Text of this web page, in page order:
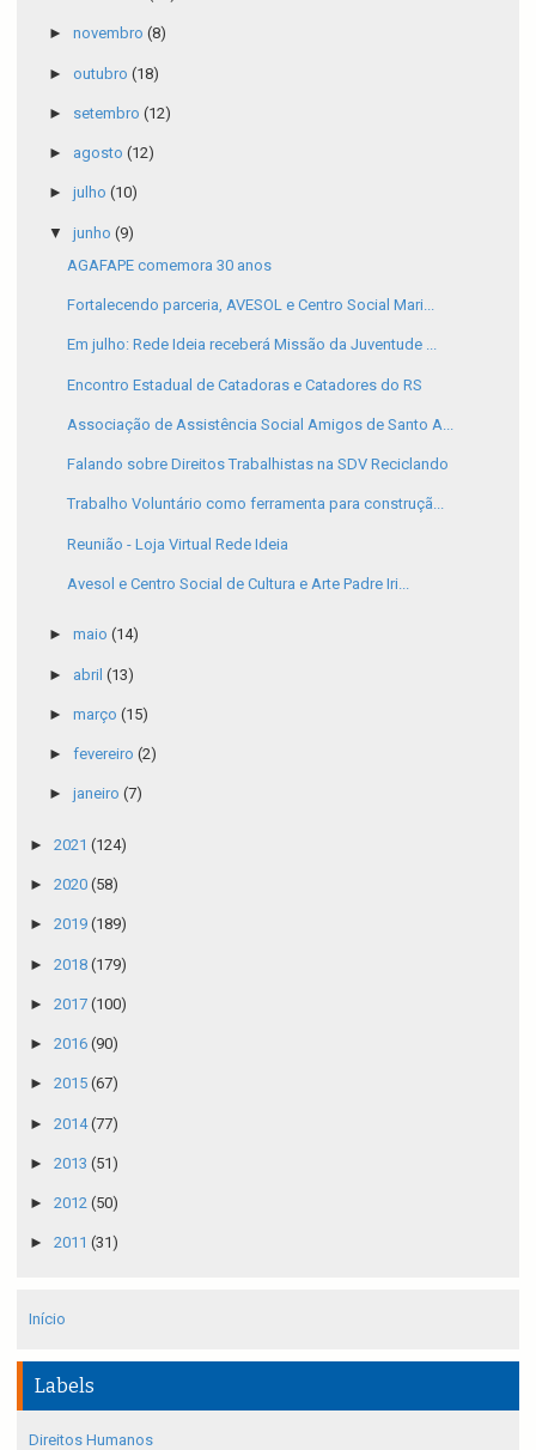
► novembro (8)
► outubro (18)
► setembro (12)
► agosto (12)
► julho (10)
▼ junho (9)
AGAFAPE comemora 30 anos
Fortalecendo parceria, AVESOL e Centro Social Mari...
Em julho: Rede Ideia receberá Missão da Juventude ...
Encontro Estadual de Catadoras e Catadores do RS
Associação de Assistência Social Amigos de Santo A...
Falando sobre Direitos Trabalhistas na SDV Reciclando
Trabalho Voluntário como ferramenta para construçã...
Reunião - Loja Virtual Rede Ideia
Avesol e Centro Social de Cultura e Arte Padre Iri...
► maio (14)
► abril (13)
► março (15)
► fevereiro (2)
► janeiro (7)
► 2021 (124)
► 2020 (58)
► 2019 (189)
► 2018 (179)
► 2017 (100)
► 2016 (90)
► 2015 (67)
► 2014(77)
► 2013 (51)
► 2012 (50)
► 2011 (31)
Início
Labels
Direitos Humanos